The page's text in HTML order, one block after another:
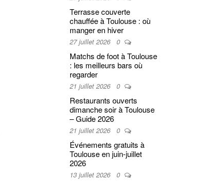
Terrasse couverte
chauffée à Toulouse : où
manger en hiver
27 juillet 2026 0
Matchs de foot à Toulouse
: les meilleurs bars où
regarder
21 juillet 2026 0
Restaurants ouverts
dimanche soir à Toulouse
– Guide 2026
21 juillet 2026 0
Événements gratuits à
Toulouse en juin-juillet
2026
13 juillet 2026 0